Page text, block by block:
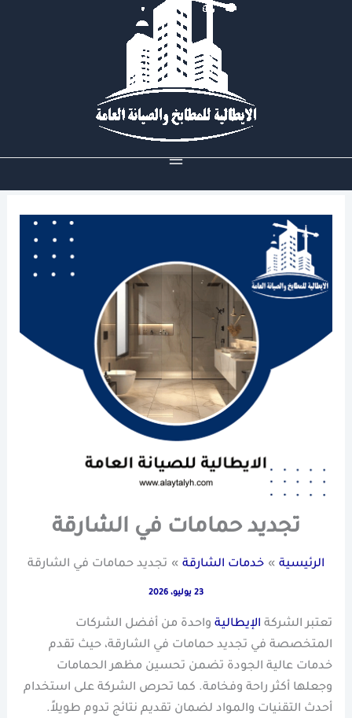
تجديد حمامات في الشارقة
الرئيسية خدمات الشارقة تجديد حمامات في الشارقة
23 يوليو، 2026
تعتبر الشركة الإيطالية واحدة من أفضل الشركات
المتخصصة في تجديد حمامات في الشارقة، حيث تقدم
خدمات عالية الجودة تضمن تحسين مظهر الحمامات
وجعلها أكثر راحة وفخامة. كما تحرص الشركة على استخدام
أحدث التقنيات والمواد لضمان تقديم نتائج تدوم طويلاً.